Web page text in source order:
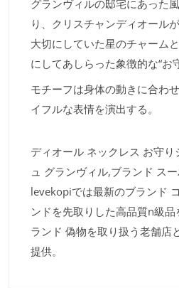
グランヴィルの邸宅にあった
り、クリスチャンディオール
大切にしていた星のチャーム
にしてあしらった象徴的な“お
モチーフは身体の動きに合わ
イフルな表情を演出する。
ディオール ネックレス お守
ュ グランヴィル,ブランド ス
levekopiでは最新のブランド
ンドを先取りした高品質n級
ランド 偽物を取り扱う老舗店
提供。